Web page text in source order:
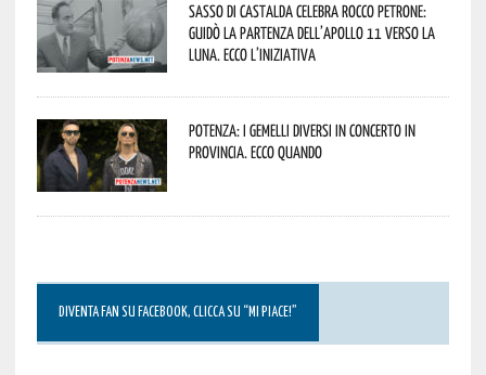
Sasso di Castalda celebra Rocco Petrone:
guidò la partenza dell’Apollo 11 verso la
Luna. Ecco l’iniziativa
Potenza: i Gemelli DiVersi in concerto in
provincia. Ecco quando
DIVENTA FAN SU FACEBOOK, CLICCA SU “MI PIACE!”